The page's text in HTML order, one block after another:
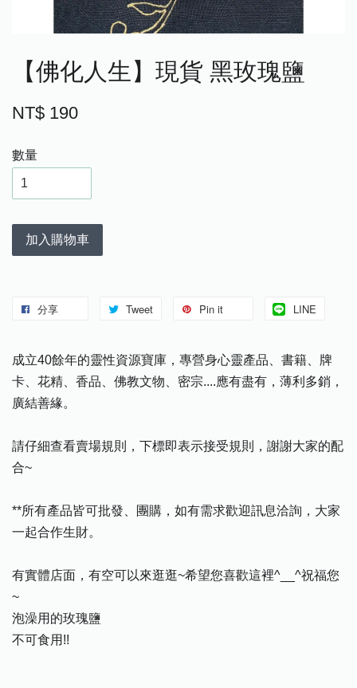
【佛化人生】現貨 黑玫瑰鹽
NT$ 190
數量
加入購物車
分享 Tweet Pin it LINE
成立40餘年的靈性資源寶庫，專營身心靈產品、書籍、牌
卡、花精、香品、佛教文物、密宗....應有盡有，薄利多銷，
廣結善緣。
請仔細查看賣場規則，下標即表示接受規則，謝謝大家的配
合~
**所有產品皆可批發、團購，如有需求歡迎訊息洽詢，大家
一起合作生財。
有實體店面，有空可以來逛逛~希望您喜歡這裡^__^祝福您
~
泡澡用的玫瑰鹽
不可食用!!